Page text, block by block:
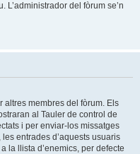
L’administrador del fòrum se’n
altres membres del fòrum. Els
al Tauler de control de
i per enviar-los missatges
entrades d’aquests usuaris
la llista d’enemics, per defecte